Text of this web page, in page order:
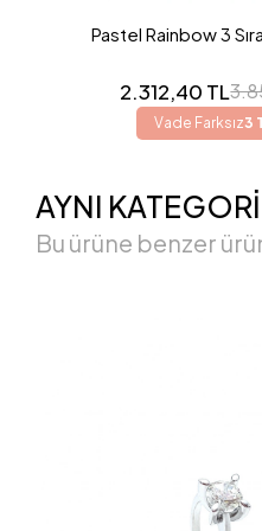
Pastel Rainbow 3
2.312,40 TL
Vade Farksız3
AYNI
Bu ürüne benzer